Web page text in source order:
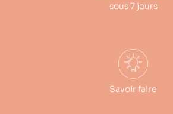
sous 7 jours
Savoir faire